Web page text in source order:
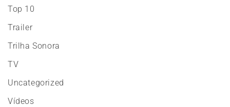
Top 10
Trailer
Trilha Sonora
TV
Uncategorized
Vídeos